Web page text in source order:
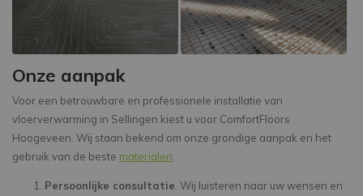
Onze aanpak
Voor een betrouwbare en professionele installatie van
vloerverwarming in Sellingen kiest u voor ComfortFloors
Hoogeveen. Wij staan bekend om onze grondige aanpak en het
gebruik van de beste materialen
Persoonlijke consultatie . Wij luisteren naar uw wensen en